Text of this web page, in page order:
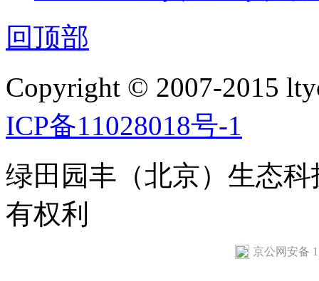
回顶部
Copyright © 2007-2015
ICP备11028018号-1
绿田园丰（北京）生态
有权利
京公网安备